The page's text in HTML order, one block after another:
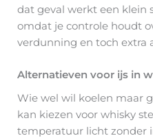
dat geval werkt een klein
omdat je controle houdt
verdunning en toch extra
Alternatieven voor ijs in
Wie wel wil koelen maar
kan kiezen voor whisky
temperatuur licht zonder